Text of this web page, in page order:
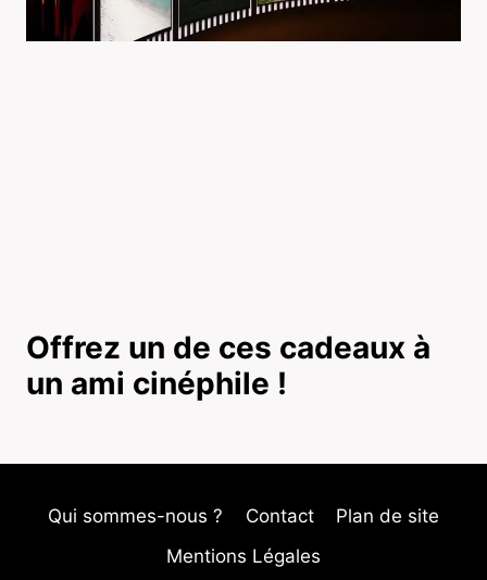
Offrez un de ces cadeaux à
un ami cinéphile !
Qui sommes-nous ? Contact
Plan de site
Mentions Légales